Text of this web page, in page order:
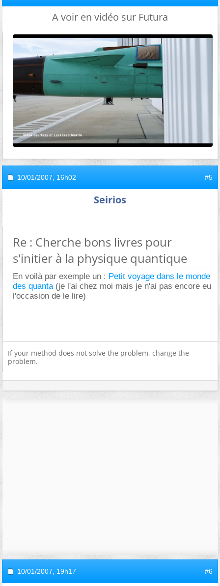
A voir en vidéo sur Futura
10/01/2007, 16h02 #5
Seirios
Re : Cherche bons livres pour
s'initier à la physique quantique
En voilà par exemple un : Petit voyage dans le monde
des quanta (je l'ai chez moi mais je n'ai pas encore eu
l'occasion de le lire)
If your method does not solve the problem, change the
problem.
10/01/2007, 19h17 #6